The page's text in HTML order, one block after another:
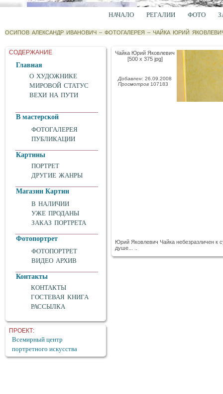
НАЧАЛО РЕГАЛИИ ФОТО
ОСИПОВ АЛЕКСАНДР ИВАНОВИЧ – ФОТОГАЛЕРЕЯ – ЧАЙКА ЮРИЙ
СОДЕРЖАНИЕ
Главная
О ХУДОЖНИКЕ
МИРОВОЙ СТАТУС
ВЕХИ НА ПУТИ
В мастерской
ФОТОГАЛЕРЕЯ
ПУБЛИКАЦИИ
Картины
ПОРТРЕТ
ДРУГИЕ ЖАНРЫ
Магазин Картин
В НАЛИЧИИ
УЖЕ ПРОДАНЫ
ЗАКАЗ ПОРТРЕТА
Фотопортрет
ФОТОПОРТРЕТ
ВИДЕО АРХИВ
Контакты
КОНТАКТЫ
ГОСТЕВАЯ КНИГА
РАССЫЛКА
ПРОЕКТ:
Всемирный центр
портретного искусства
Чайка Юрий Яковлевич
[500 x 375 jpg]
Добавлен: 26.09.2008
Просмотров 107183
Юрий Яковлевич Чайка небезразличен к
душе... ..